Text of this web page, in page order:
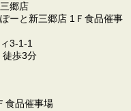
郷店
ーと新三郷店 1Ｆ食品催事
3-1-1
徒歩3分
食品催事場